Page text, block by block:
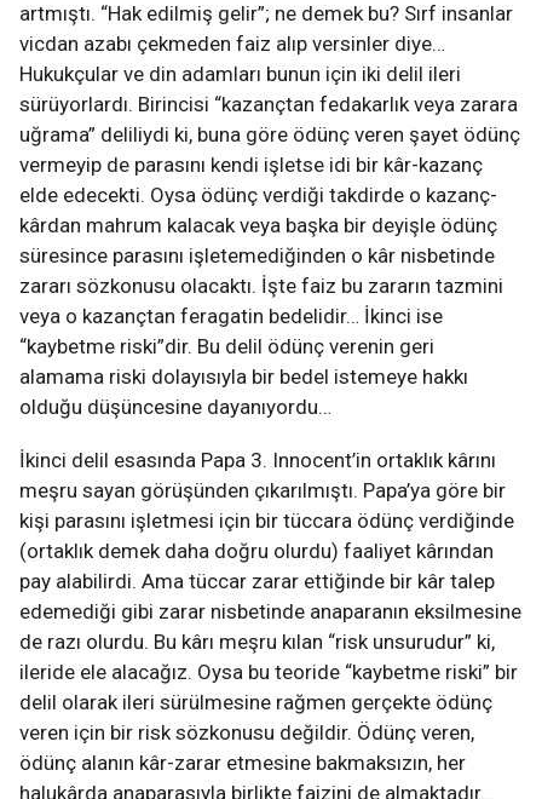
artmıştı. “Hak edilmiş gelir”; ne demek bu? Sırf insanlar
vicdan azabı çekmeden faiz alıp versinler diye…
Hukukçular ve din adamları bunun için iki delil ileri
sürüyorlardı. Birincisi “kazançtan fedakarlık veya zarara
uğrama” deliliydi ki, buna göre ödünç veren şayet ödünç
vermeyip de parasını kendi işletse idi bir kâr-kazanç
elde edecekti. Oysa ödünç verdiği takdirde o kazanç-
kârdan mahrum kalacak veya başka bir deyişle ödünç
süresince parasını işletemediğinden o kâr nisbetinde
zararı sözkonusu olacaktı. İşte faiz bu zararın tazmini
veya o kazançtan feragatin bedelidir… İkinci ise
“kaybetme riski”dir. Bu delil ödünç verenin geri
alamama riski dolayısıyla bir bedel istemeye hakkı
olduğu düşüncesine dayanıyordu…
İkinci delil esasında Papa 3. Innocent’in ortaklık kârını
meşru sayan görüşünden çıkarılmıştı. Papa’ya göre bir
kişi parasını işletmesi için bir tüccara ödünç verdiğinde
(ortaklık demek daha doğru olurdu) faaliyet kârından
pay alabilirdi. Ama tüccar zarar ettiğinde bir kâr talep
edemediği gibi zarar nisbetinde anaparanın eksilmesine
de razı olurdu. Bu kârı meşru kılan “risk unsurudur” ki,
ileride ele alacağız. Oysa bu teoride “kaybetme riski” bir
delil olarak ileri sürülmesine rağmen gerçekte ödünç
veren için bir risk sözkonusu değildir. Ödünç veren,
ödünç alanın kâr-zarar etmesine bakmaksızın, her
halukârda anaparasıyla birlikte faizini de almaktadır…